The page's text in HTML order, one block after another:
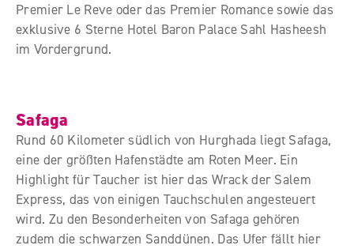
Premier Le Reve oder das Premier Romance sowie das
exklusive 6 Sterne Hotel Baron Palace Sahl Hasheesh
im Vordergrund.
Safaga
Rund 60 Kilometer südlich von Hurghada liegt Safaga,
eine der größten Hafenstädte am Roten Meer. Ein
Highlight für Taucher ist hier das Wrack der Salem
Express, das von einigen Tauchschulen angesteuert
wird. Zu den Besonderheiten von Safaga gehören
zudem die schwarzen Sanddünen. Das Ufer fällt hier